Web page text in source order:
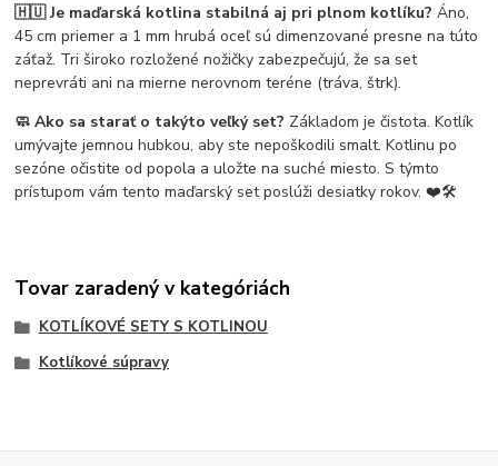
🇭🇺 Je maďarská kotlina stabilná aj pri plnom kotlíku? Áno,
45 cm priemer a 1 mm hrubá oceľ sú dimenzované presne na túto
záťaž. Tri široko rozložené nožičky zabezpečujú, že sa set
neprevráti ani na mierne nerovnom teréne (tráva, štrk).
🧼 Ako sa starať o takýto veľký set? Základom je čistota. Kotlík
umývajte jemnou hubkou, aby ste nepoškodili smalt. Kotlinu po
sezóne očistite od popola a uložte na suché miesto. S týmto
prístupom vám tento maďarský set poslúži desiatky rokov. ❤️🛠️
Tovar zaradený v kategóriách
KOTLÍKOVÉ SETY S KOTLINOU
Kotlíkové súpravy